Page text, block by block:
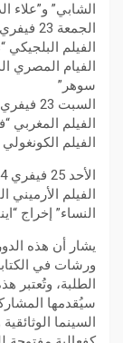
الشابي” و”علاء
الجمعة 23 فيفري 2024:
الفيلم البلجيكي “les minuscules” إخراج “كريستين جيار”
الفيام المصري
سوهر”
السبت 23 فيفري 2024:
الفيلم المغربي
الفيلم
الأحد 25 فيفري 2024:
الفيلم الأرميني
النساء” إخراج
يشار أن هذه
ورشات في
الطلبة، وتُعتبر
سيُقدمها
السينما